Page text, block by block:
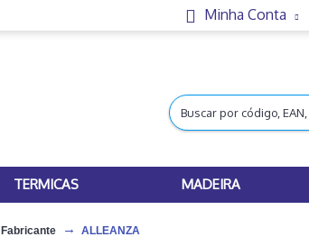
Minha Conta
TERMICAS MADEIRA
Fabricante ALLEANZA